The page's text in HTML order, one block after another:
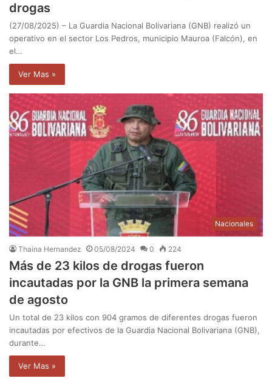
drogas
(27/08/2025) – La Guardia Nacional Bolivariana (GNB) realizó un
operativo en el sector Los Pedros, municipio Mauroa (Falcón), en
el…
Ver Mas »
Nacionales
Thaina Hernandez 05/08/2024 0 224
Más de 23 kilos de drogas fueron
incautadas por la GNB la primera semana
de agosto
Un total de 23 kilos con 904 gramos de diferentes drogas fueron
incautadas por efectivos de la Guardia Nacional Bolivariana (GNB),
durante…
Ver Mas »